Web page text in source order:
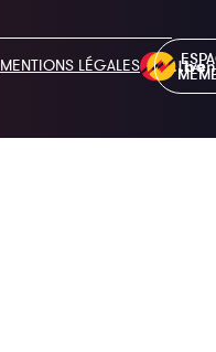
MENTIONS LÉGALES